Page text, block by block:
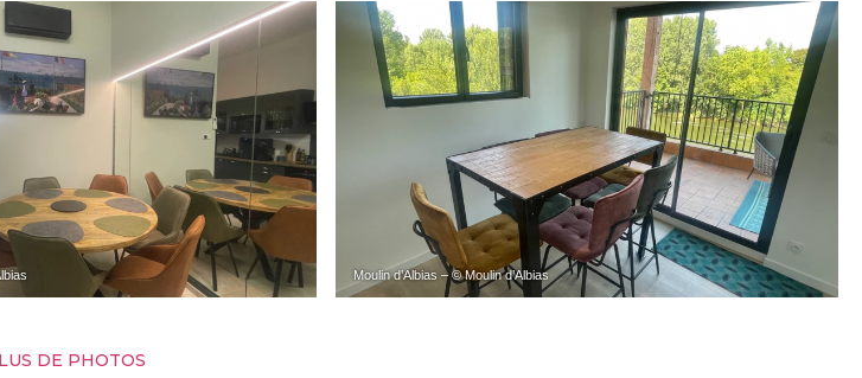
Moulin d’Albias – © Moulin d’Albias
DE PHOTOS